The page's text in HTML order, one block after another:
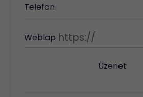
Telefon
Weblap
Üzenet